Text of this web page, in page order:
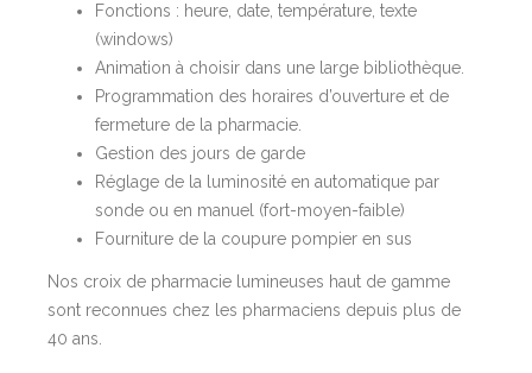
Fonctions : heure, date, température, texte
(windows)
Animation à choisir dans une large bibliothèque.
Programmation des horaires d’ouverture et de
fermeture de la pharmacie.
Gestion des jours de garde
Réglage de la luminosité en automatique par
sonde ou en manuel (fort-moyen-faible)
Fourniture de la coupure pompier en sus
Nos croix de pharmacie lumineuses haut de gamme
sont reconnues chez les pharmaciens depuis plus de
40 ans.